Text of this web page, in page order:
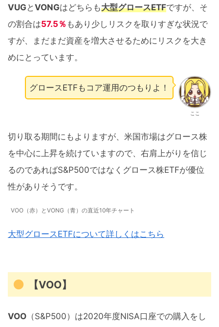
VUG とVONGはどちらも大型グロースETFですが、そ
の割合は57.5％ もあり少しリスクを取りすぎな状況で
すが、まだまだ資産を増大させるためにリスクを大き
めにとっています。
ここ
グロースETFもコア運用のつもりよ！
切り取る期間にもよりますが、米国市場はグロース株
を中心に上昇を続けていますので、右肩上がりを信じ
るのであればS&P500ではなくグロース株ETFが優位
性がありそうです。
VOO（赤）とVONG（青）の直近10年チャート
大型グロースETFについて詳しくはこちら
【VOO】
VOO （S&P500）は2020年度NISA口座での購入をし